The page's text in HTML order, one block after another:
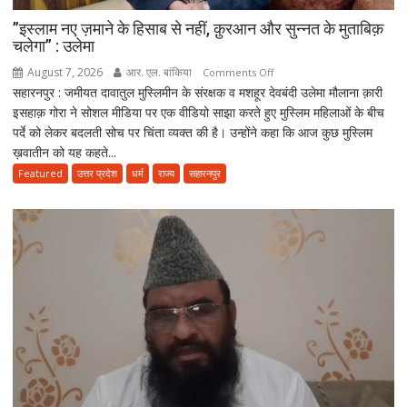
आरोप
”इस्लाम नए ज़माने के हिसाब से नहीं, क़ुरआन और सुन्नत के मुताबिक़
चलेगा” : उलेमा
August 7, 2026 आर. एल. बांकिया Comments Offon
”इस्लाम
नए
ज़माने
नहीं,
क़ुरआन
उलेमा
सहारनपुर : जमीयत दावातुल मुस्लिमीन के संरक्षक व मशहूर देवबंदी उलेमा मौलाना क़ारी
इसहाक़ गोरा ने सोशल मीडिया पर एक वीडियो साझा करते हुए मुस्लिम महिलाओं के बीच
पर्दे को लेकर बदलती सोच पर चिंता व्यक्त की है। उन्होंने कहा कि आज कुछ मुस्लिम
ख़वातीन को यह कहते...
Featured उत्तर प्रदेश धर्म राज्य सहारनपुर